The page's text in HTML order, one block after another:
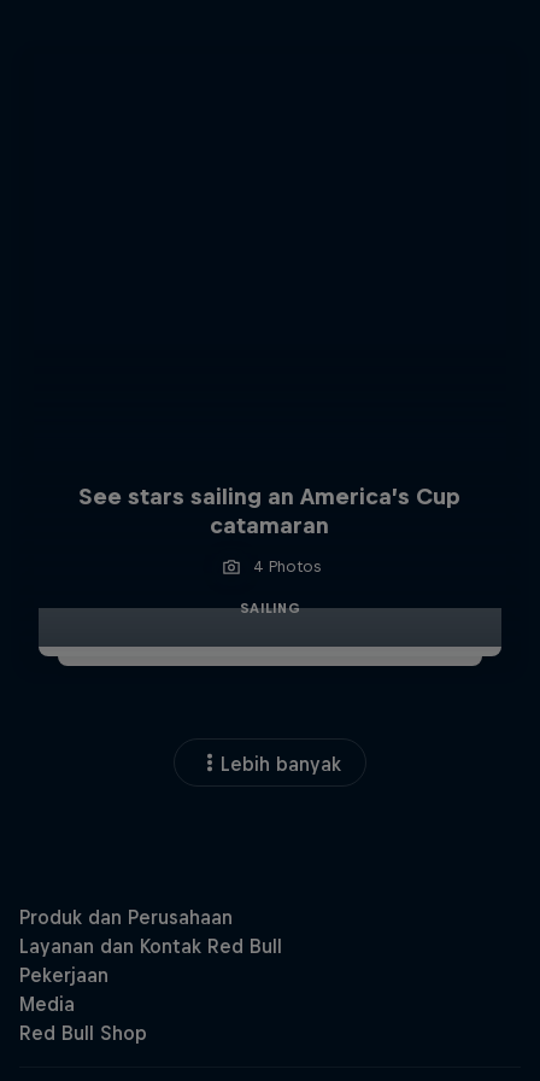
See stars sailing an America’s Cup
catamaran
4 Photos
SAILING
Lebih banyak